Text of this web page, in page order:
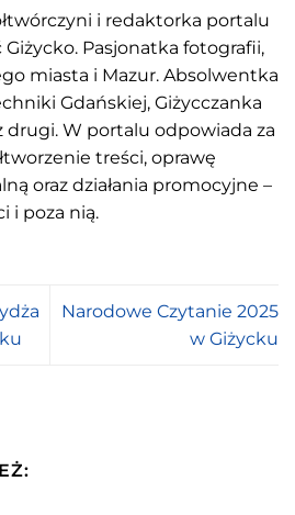
i redaktorka portalu
Giżycko. Pasjonatka fotografii,
miasta i Mazur. Absolwentka
Gdańskiej, Giżycczanka
drugi. W portalu odpowiada za
treści, oprawę
oraz działania promocyjne –
i poza nią.
Narodowe Czytanie 2025
w Giżycku